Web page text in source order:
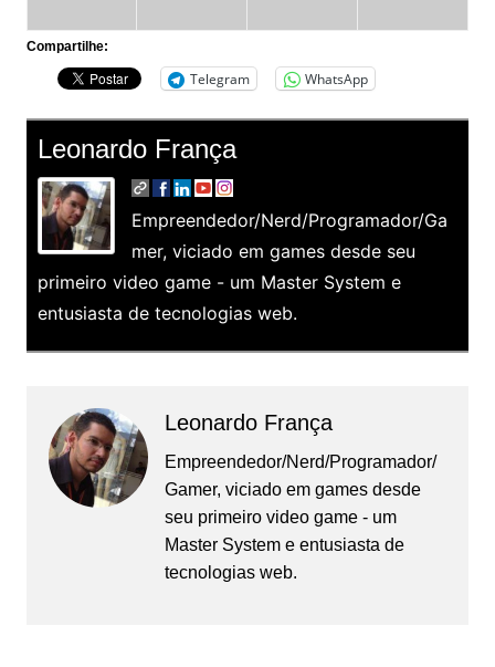
Compartilhe:
Telegram WhatsApp
Leonardo França
Empreendedor/Nerd/Programador/Ga
mer, viciado em games desde seu
primeiro video game - um Master System e
entusiasta de tecnologias web.
Leonardo França
Empreendedor/Nerd/Programador/
Gamer, viciado em games desde
seu primeiro video game - um
Master System e entusiasta de
tecnologias web.